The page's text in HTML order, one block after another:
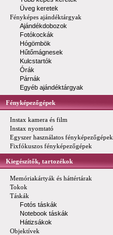
Üveg keretek
Fényképes ajándéktárgyak
Ajándékdobozok
Fotókockák
Hógömbök
Hűtőmágnesek
Kulcstartók
Órák
Párnák
Egyéb ajándéktárgyak
Fényképezőgépek
Instax kamera és film
Instax nyomtató
Egyszer használatos fényképezőgépek
Fixfókuszos fényképezőgépek
Kiegészítők, tartozékok
Memóriakártyák és háttértárak
Tokok
Táskák
Fotós táskák
Notebook táskák
Hátizsákok
Objektívek